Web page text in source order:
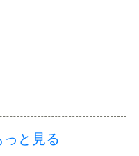
と見る